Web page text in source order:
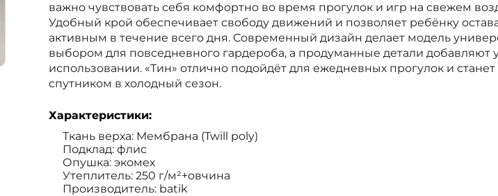
важно чувствовать себя комфортно во время прогулок и игр на свежем
Удобный крой обеспечивает свободу движений и позволяет ребёнку
активным в течение всего дня. Современный дизайн делает модель
выбором для повседневного гардероба, а продуманные детали добавляют
использовании. «Тин» отлично подойдёт для ежедневных прогулок и
спутником в холодный сезон.
Характеристики:
Ткань верха: Мембрана (Twill poly)
Подклад: флис
Опушка: экомех
Утеплитель: 250 г/м²+овчина
Производитель: batik